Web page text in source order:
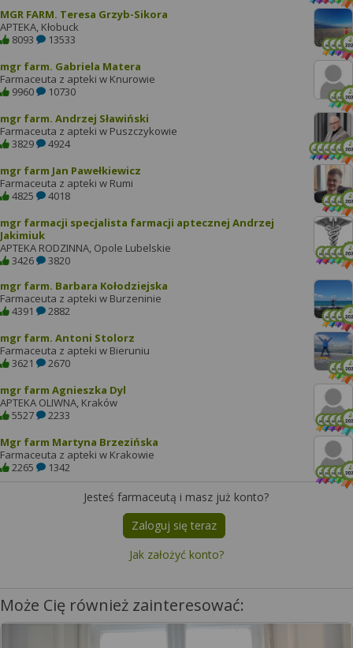
MGR FARM. Teresa Grzyb-Sikora
APTEKA, Kłobuck
8093
13533
mgr farm. Gabriela Matera
Farmaceuta z apteki w Knurowie
9960
10730
mgr farm. Andrzej Sławiński
Farmaceuta z apteki w Puszczykowie
3829
4924
mgr farm Jan Pawełkiewicz
Farmaceuta z apteki w Rumi
4825
4018
mgr farmacji specjalista farmacji aptecznej Andrzej
Jakimiuk
APTEKA RODZINNA, Opole Lubelskie
3426
3820
mgr farm. Barbara Kołodziejska
Farmaceuta z apteki w Burzeninie
4391
2882
mgr farm. Antoni Stolorz
Farmaceuta z apteki w Bieruniu
3621
2670
mgr farm Agnieszka Dyl
APTEKA OLIWNA, Kraków
5527
2233
Mgr farm Martyna Brzezińska
Farmaceuta z apteki w Krakowie
2265
1342
Jesteś farmaceutą i masz już konto?
Zaloguj się teraz
Jak założyć konto?
Może Cię również zainteresować: